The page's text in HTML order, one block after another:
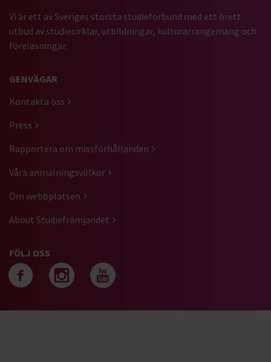
Vi är ett av Sveriges största studieförbund med ett brett
utbud av studiecirklar, utbildningar, kulturarrangemang och
föreläsningar.
GENVÄGAR
Kontakta oss
Press
Rapportera om missförhållanden
Våra anmälningsvillkor
Om webbplatsen
About Studiefrämjandet
FÖLJ OSS
Följ oss på facebook
Följ oss på
Följ oss på